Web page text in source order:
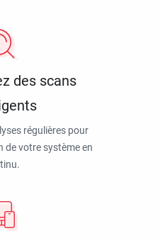
des scans
régulières pour
votre système en